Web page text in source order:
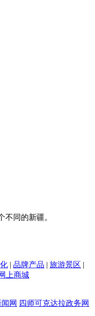
不同的新疆。
| 品牌产品 | 旅游景区 |
上商城
网 四师可克达拉政务网